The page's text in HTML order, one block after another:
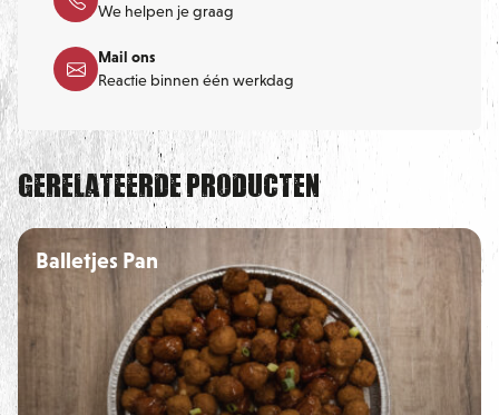
teruggave van uw borg.
We helpen je graag
Mail ons
Reactie binnen één werkdag
Gerelateerde producten
Balletjes Pan